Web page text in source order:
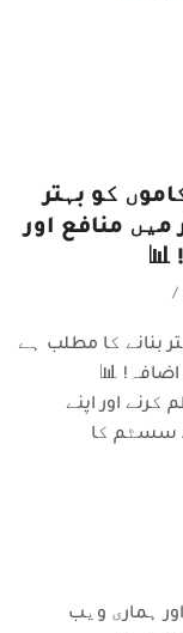
کو بہتر
میں منافع اور
📊
/
بنانے کا مطلب ہے
اضافہ! 📊
اور اپنے
کاروبار کو کنٹرول کرنے کے لیے Afaky ERP سسٹم کا
ہماری ویب